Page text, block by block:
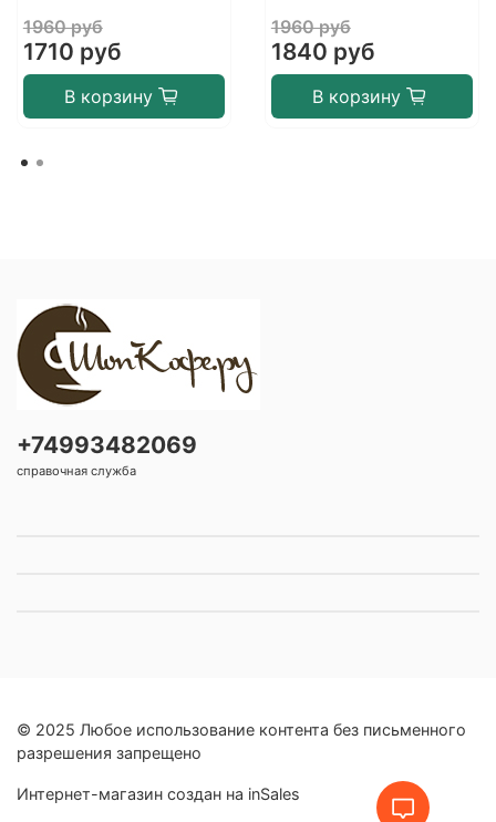
1960 руб
1710 руб
В корзину
1960 руб
1840 руб
В корзину
+74993482069
справочная служба
© 2025 Любое использование контента без письменного
разрешения запрещено
Интернет-магазин создан на inSales